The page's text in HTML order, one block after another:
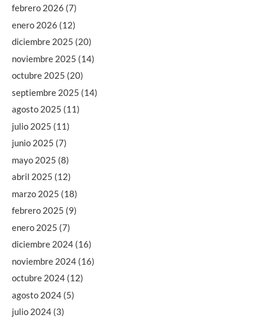
febrero 2026 (7)
enero 2026 (12)
diciembre 2025 (20)
noviembre 2025 (14)
octubre 2025 (20)
septiembre 2025 (14)
agosto 2025 (11)
julio 2025 (11)
junio 2025 (7)
mayo 2025 (8)
abril 2025 (12)
marzo 2025 (18)
febrero 2025 (9)
enero 2025 (7)
diciembre 2024 (16)
noviembre 2024 (16)
octubre 2024 (12)
agosto 2024 (5)
julio 2024 (3)